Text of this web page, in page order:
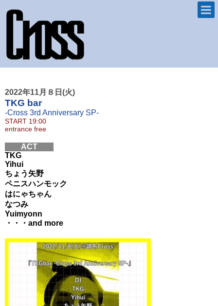
2022年11月８日(火)
TKG bar
-Cross 3rd Anniversary SP-
START 19:00
entrance free
ACT
TKG
Yihui
ちょう矢野
ペニスハンモック
はにゃちゃん
なつみ
Yuimyonn
・・・and more